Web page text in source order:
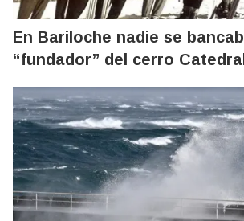
En Bariloche nadie se
“fundador” del cerro